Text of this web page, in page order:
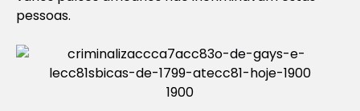
pessoas.
1900